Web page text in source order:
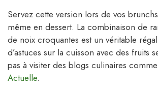
Servez cette version lors de vos
même en dessert. La combinaison de
de noix croquantes est un véritable
d’astuces sur la cuisson avec des fruits
pas à visiter des blogs culinaires comme
Actuelle.